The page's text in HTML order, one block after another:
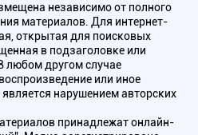
независимо от полного
материалов. Для интернет-
открытая для поисковых
в подзаголовке или
любом другом случае
или иное
нарушением авторских
принадлежат онлайн-